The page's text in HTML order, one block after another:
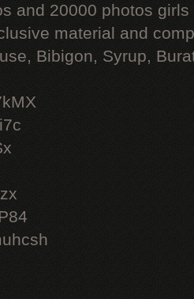
and 20000 photos
material and
Bibigon, Syrup,